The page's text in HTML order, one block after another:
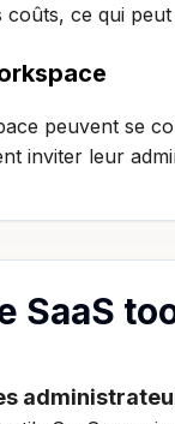
ce qui
peuvent se
inviter leur
SaaS